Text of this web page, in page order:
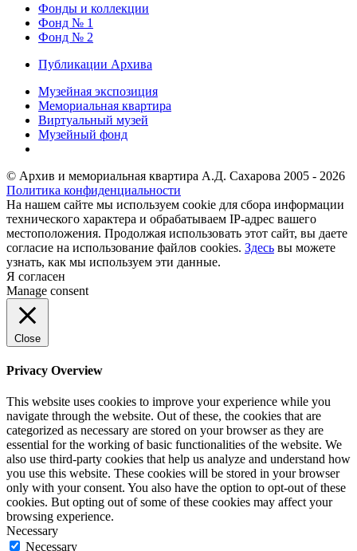
Фонды и коллекции
Фонд № 1
Фонд № 2
Публикации Архива
Музейная экспозиция
Мемориальная квартира
Виртуальный музей
Музейный фонд
© Архив и мемориальная квартира А.Д. Сахарова 2005 - 2026
Политика конфиденциальности
На нашем сайте мы используем cookie для сбора информации
технического характера и обрабатываем IP-адрес вашего
местоположения. Продолжая использовать этот сайт, вы даете
согласие на использование файлов cookies. Здесь вы можете
узнать, как мы используем эти данные.
Я согласен
Manage consent
Close
Privacy Overview
This website uses cookies to improve your experience while you
navigate through the website. Out of these, the cookies that are
categorized as necessary are stored on your browser as they are
essential for the working of basic functionalities of the website. We
also use third-party cookies that help us analyze and understand how
you use this website. These cookies will be stored in your browser
only with your consent. You also have the option to opt-out of these
cookies. But opting out of some of these cookies may affect your
browsing experience.
Necessary
Necessary